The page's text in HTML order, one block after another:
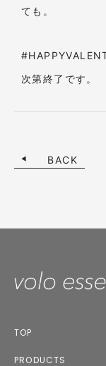
ても。
次第終了です 。
BACK
TOP
PRODUCTS